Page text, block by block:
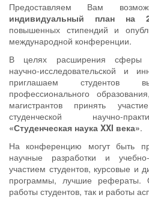
Предоставляем Вам
индивидуальный план на
повышенных стипендий и
международной конференции.
В целях расширения сферы
научно-исследовательской и
приглашаем студентов
профессионального
магистрантов принять
студенческой научно-
«Студенческая наука XXI века».
На конференцию могут быть
научные разработки и
участием студентов, курсовые и
программы, лучшие рефераты.
работы студентов, так и работы